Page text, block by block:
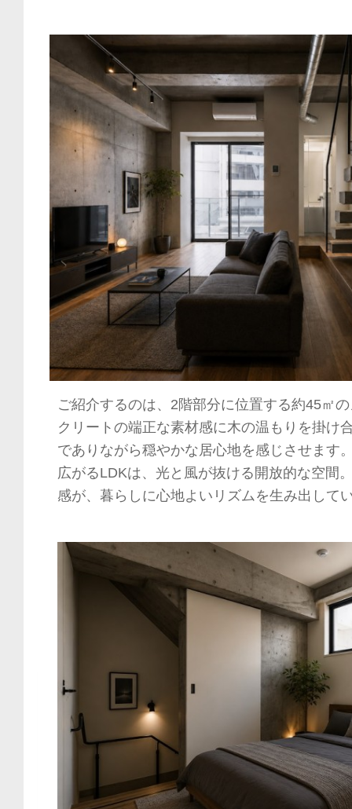
ご紹介するのは、2階部分に位置する約45㎡
クリートの端正な素材感に木の温もりを掛け
でありながら穏やかな居心地を感じさせます
広がるLDKは、光と風が抜ける開放的な空間
感が、暮らしに心地よいリズムを生み出して